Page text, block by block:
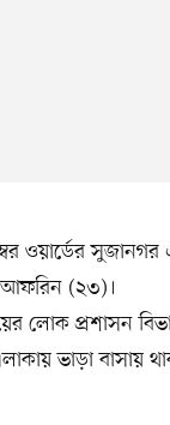
ওয়ার্ডের
আফরিন (২৩)।
লোক প্রশাসন
ভাড়া বাসায়